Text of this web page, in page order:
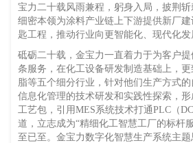
宝力二十载风雨兼程，躬身入局，披荆斩
细密本领为涂料产业链上下游提供新厂
匙工程，推动行业向更智能化、现代化发
砥砺二十载，金宝力一直着力于为客户
条服务，在化工设备研发制造基础上，
脂等五个细分行业，针对他们生产方式
信息化管理的技术研发和实践性探索，
工艺包，引用MES系统技术打通PLC（
道，立志成为“精细化工智慧工厂的标杆
至已至。金宝力数字化智慧生产系统主